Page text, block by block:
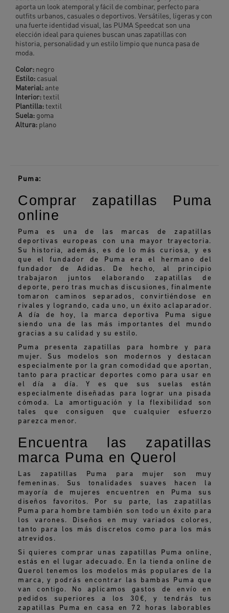
aporta un look atemporal y fácil de combinar, perfecto para
outfits urbanos, casuales o deportivos. Versátiles, ligeras y con
una fuerte identidad visual, las PUMA Speedcat son una
elección ideal para quienes buscan unas zapatillas con
historia, personalidad y un estilo limpio que nunca pasa de
moda.
Color: negro
Estilo: casual
Material: ante
Interior:textil
Plantilla:textil
Suela: goma
Altura: plano
Puma:
Comprar zapatillas Puma
online
Puma es una de las marcas de zapatillas
deportivas europeas con una mayor trayectoria.
Su historia, además, es de lo más curiosa, y es
que el fundador de Puma era el hermano del
fundador de Adidas. De hecho, al principio
trabajaron juntos elaborando zapatillas de
deporte, pero tras muchas discusiones, finalmente
tomaron caminos separados, convirtiéndose en
rivales y logrando, cada uno, un éxito aclaparador.
A día de hoy, la marca deportiva Puma sigue
siendo una de las más importantes del mundo
gracias a su calidad y su estilo.
Puma presenta zapatillas para hombre y para
mujer. Sus modelos son modernos y destacan
especialmente por la gran comodidad que aportan,
tanto para practicar deportes como para usar en
el día a día. Y es que sus suelas están
especialmente diseñadas para lograr una pisada
cómoda. La amortiguación y la flexibilidad son
tales que consiguen que cualquier esfuerzo
parezca menor.
Encuentra las zapatillas
marca Puma en Querol
Las zapatillas Puma para mujer son muy
femeninas. Sus tonalidades suaves hacen la
mayoría de mujeres encuentren en Puma sus
diseños favoritos. Por su parte, las zapatillas
Puma para hombre también son todo un éxito para
los varones. Diseños en muy variados colores,
tanto para los más discretos como para los más
atrevidos.
Si quieres comprar unas zapatillas Puma online,
estás en el lugar adecuado. En la tienda online de
Querol tenemos los modelos más populares de la
marca, y podrás encontrar las bambas Puma que
van contigo. No aplicamos gastos de envío en
pedidos superiores a los 30€, y tendrás tus
zapatillas Puma en casa en 72 horas laborables